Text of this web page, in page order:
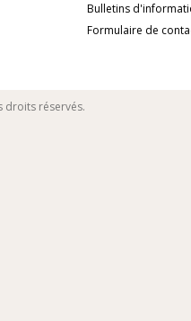
Bulletins
Formulaire de
droits réservés.